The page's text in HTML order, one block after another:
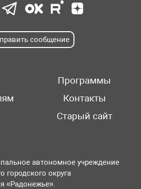
сообщение
Программы
Контакты
Старый сайт
автономное учреждение
городского округа
«Радонежье».